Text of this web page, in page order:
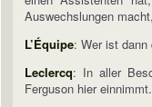
Auswechslungen
L’Équipe: Wer ist
Leclercq: In aller
Ferguson hier